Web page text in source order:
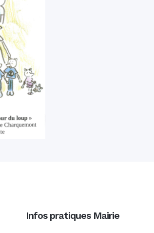
Infos pratiques Mairie